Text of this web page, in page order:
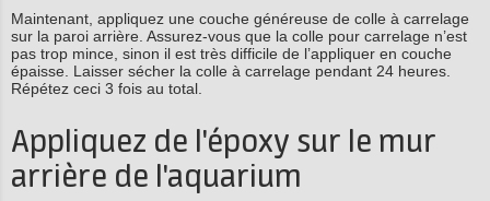
Maintenant, appliquez une couche généreuse de colle à carrelage
sur la paroi arrière. Assurez-vous que la colle pour carrelage n’est
pas trop mince, sinon il est très difficile de l’appliquer en couche
épaisse. Laisser sécher la colle à carrelage pendant 24 heures.
Répétez ceci 3 fois au total.
Appliquez de l'époxy sur le mur
arrière de l'aquarium